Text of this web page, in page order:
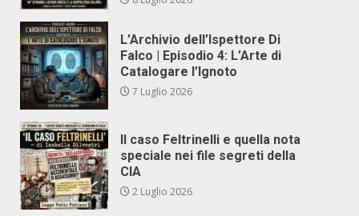
L’Archivio dell’Ispettore Di
Falco | Episodio 4: L’Arte di
Catalogare l’Ignoto
7 Luglio 2026
Il caso Feltrinelli e quella nota
speciale nei file segreti della
CIA
2 Luglio 2026